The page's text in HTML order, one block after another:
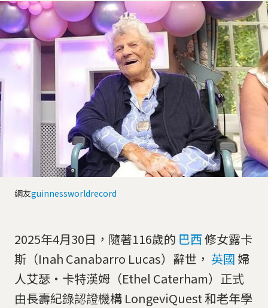
網友guinnessworldrecord
2025年4月30日，隨著116歲的 巴西修女露卡
斯（Inah Canabarro Lucas）辭世， 英國 婦
人艾瑟‧卡特漢姆（Ethel Caterham）正式
由長壽紀錄認證機構 LongeviQuest 和老年學